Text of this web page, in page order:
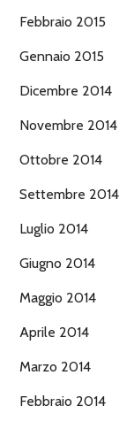
Febbraio 2015
Gennaio 2015
Dicembre 2014
Novembre 2014
Ottobre 2014
Settembre 2014
Luglio 2014
Giugno 2014
Maggio 2014
Aprile 2014
Marzo 2014
Febbraio 2014